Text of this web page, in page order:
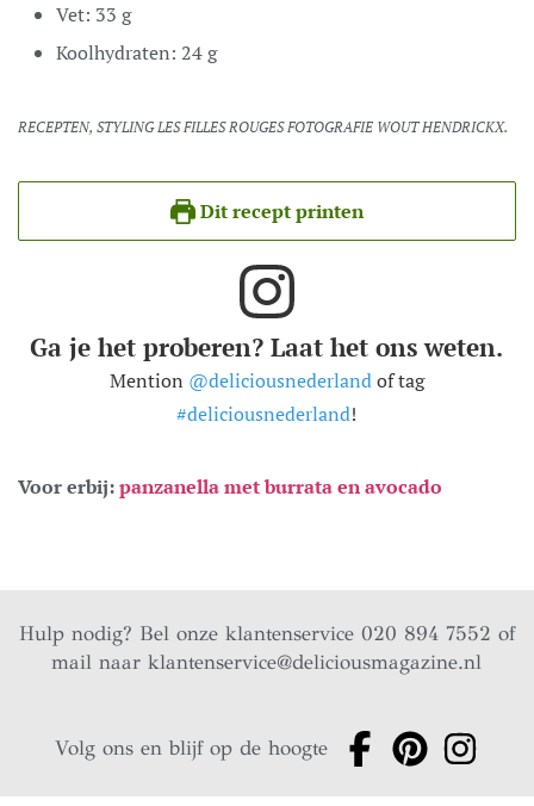
Vet: 33 g
Koolhydraten: 24g
RECEPTEN, STYLING LES FILLES ROUGES FOTOGRAFIE WOUT HENDRICKX.
Dit recept printen
Ga je het proberen? Laat het ons weten.
Mention @deliciousnederlandof tag
#deliciousnederland!
Voor erbij:panzanella met burrata en avocado
Hulp nodig? Bel onze klantenservice 020 894 7552 of
mail naarklantenservice@deliciousmagazine.nl
Volg ons en blijf op de hoogte